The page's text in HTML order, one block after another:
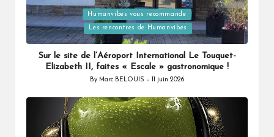
Posted
in
Humanvibes vous recommande
Les rencontres de Humanvibes
Sur le site de l’Aéroport International Le Touquet-
Elizabeth II, faites « Escale » gastronomique !
Posted
By Marc BELOUIS 11 juin 2026